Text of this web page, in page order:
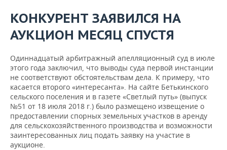
КОНКУРЕНТ ЗАЯВИЛСЯ НА
АУКЦИОН МЕСЯЦ СПУСТЯ
Одиннадцатый арбитражный апелляционный суд в июле
этого года заключил, что выводы суда первой инстанции
не соответствуют обстоятельствам дела. К примеру, что
касается второго «интересанта». На сайте Бетькинского
сельского поселения и в газете «Светлый путь» (выпуск
№51 от 18 июля 2018 г.) было размещено извещение о
предоставлении спорных земельных участков в аренду
для сельскохозяйственного производства и возможности
заинтересованных лиц подать заявку на участие в
аукционе.